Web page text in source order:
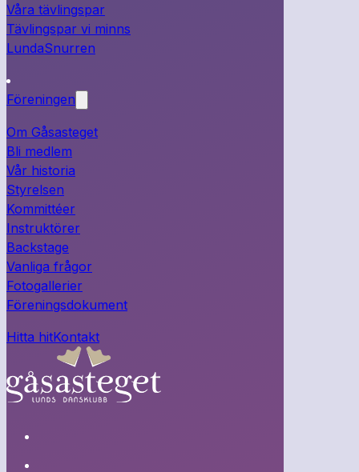
Våra tävlingspar
Tävlingspar vi minns
LundaSnurren
Föreningen
Om Gåsasteget
Bli medlem
Vår historia
Styrelsen
Kommittéer
Instruktörer
Backstage
Vanliga frågor
Fotogallerier
Föreningsdokument
Hitta hitKontakt